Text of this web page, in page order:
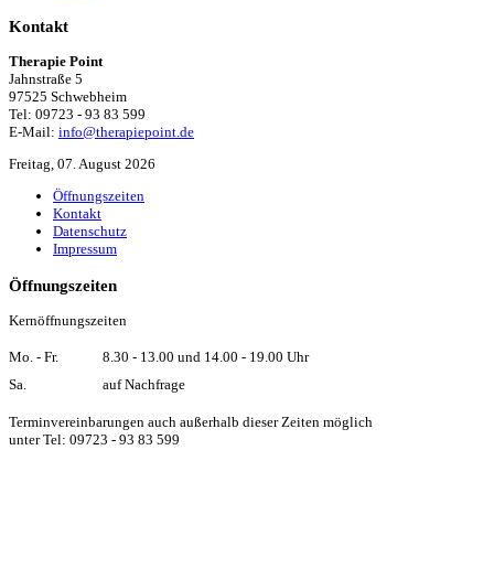
Kontakt
Therapie Point
Jahnstraße 5
97525 Schwebheim
Tel: 09723 - 93 83 599
E-Mail: info@therapiepoint.de
Freitag, 07. August 2026
Öffnungszeiten
Kontakt
Datenschutz
Impressum
Öffnungszeiten
Kernöffnungszeiten
Mo. - Fr.
8.30 - 13.00 und 14.00 - 19.00 Uhr
Sa.
auf Nachfrage
Terminvereinbarungen auch außerhalb dieser Zeiten möglich
unter Tel: 09723 - 93 83 599